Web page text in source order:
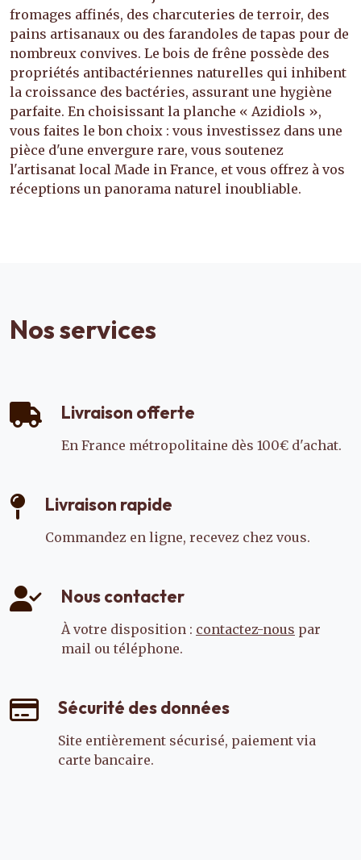
fromages affinés, des charcuteries de terroir, des
pains artisanaux ou des farandoles de tapas pour de
nombreux convives. Le bois de frêne possède des
propriétés antibactériennes naturelles qui inhibent
la croissance des bactéries, assurant une hygiène
parfaite. En choisissant la planche « Azidiols »,
vous faites le bon choix : vous investissez dans une
pièce d'une envergure rare, vous soutenez
l'artisanat local Made in France, et vous offrez à vos
réceptions un panorama naturel inoubliable.
Nos services
Livraison offerte
En France métropolitaine dès 100€ d'achat.
Livraison rapide
Commandez en ligne, recevez chez vous.
Nous contacter
À votre disposition : contactez-nous par
mail ou téléphone.
Sécurité des données
Site entièrement sécurisé, paiement via
carte bancaire.